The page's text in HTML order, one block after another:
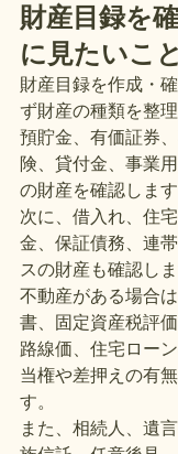
財産目録を
に見たいこと
財産目録を作成・
ず財産の種類を整理
預貯金、有価証券
険、貸付金、事業
の財産を確認します
次に、借入れ、住
金、保証債務、連
スの財産も確認しま
不動産がある場合
書、固定資産税評
路線価、住宅ロー
当権や差押えの有
す。
また、相続人、遺